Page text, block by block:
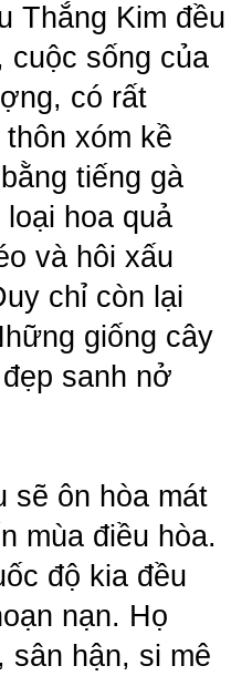
Thắng Kim đều
sống của
có rất
xóm kề
tiếng gà
hoa quả
và hôi xấu
chỉ còn lại
giống cây
sanh nở
sẽ ôn hòa mát
mùa điều hòa.
độ kia đều
nạn. Họ
sân hận, si mê